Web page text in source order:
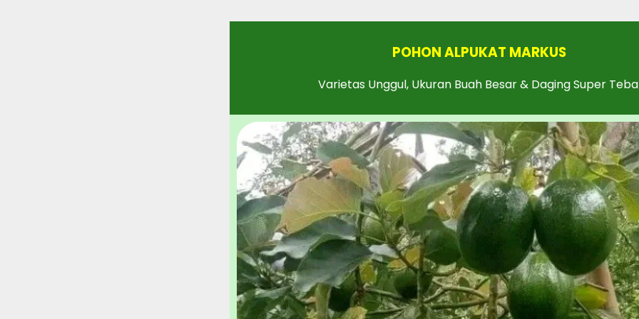
POHON ALPUKAT MARKUS
Varietas Unggul, Ukuran Buah Besar & Daging Super